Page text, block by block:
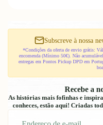
Subscreve à nossa
*Condições da oferta de envio grátis:
encomenda (Mínimo 50€). Não
entregas em Pontos Pickup DPD em
Recebe a
As histórias mais fofinhas e
conheces, estão aqui! Criadas